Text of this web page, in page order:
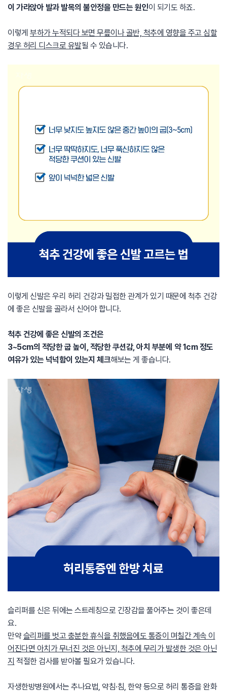
이 가라앉아 발과 발목의 불안정을 만드는 원인이 되기도 하죠.
이렇게 부하가 누적되다 보면 무릎이나 골반, 척추에 영향을 주고 심할
경우 허리 디스크로 유발될 수 있습니다.
이렇게 신발은 우리 허리 건강과 밀접한 관계가 있기 때문에 척추 건강
에 좋은 신발을 골라서 신어야 합니다.
척추 건강에 좋은 신발의 조건은
3~5cm의 적당한 굽 높이, 적당한 쿠션감, 아치 부분에 약 1cm 정도
여유가 있는 넉넉함이 있는지 체크해보는 게 좋습니다.
슬리퍼를 신은 뒤에는 스트레칭으로 긴장감을 풀어주는 것이 좋은데
요.
만약슬리퍼를 벗고 충분한 휴식을 취했음에도 통증이 며칠간 계속 이
어진다면 아치가 무너진 것은 아닌지, 척추에 무리가 발생한 것은 아닌
지 적절한 검사를 받아볼 필요가 있습니다.
자생한방병원에서는 추나요법, 약침·침, 한약 등으로 허리 통증을 완화